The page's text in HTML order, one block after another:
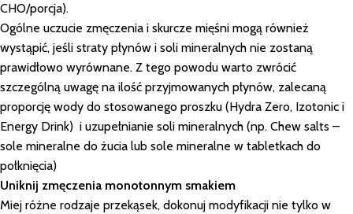
CHO/porcja).
Ogólne uczucie zmęczenia i skurcze mięśni mogą również
wystąpić, jeśli straty płynów i soli mineralnych nie zostaną
prawidłowo wyrównane. Z tego powodu warto zwrócić
szczególną uwagę na ilość przyjmowanych płynów, zalecaną
proporcję wody do stosowanego proszku (Hydra Zero, Izotonic i
Energy Drink) i uzupełnianie soli mineralnych (np. Chew salts –
sole mineralne do żucia lub sole mineralne w tabletkach do
połknięcia)
Uniknij zmęczenia monotonnym smakiem
Miej różne rodzaje przekąsek, dokonuj modyfikacji nie tylko w